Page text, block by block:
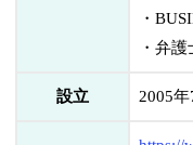
・
・弁
設立 2005年